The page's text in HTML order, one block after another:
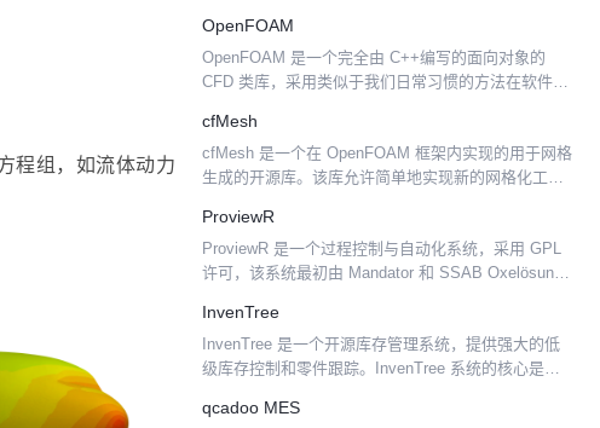
程组，如流体动力
将 PLC 程序...
OpenFOAM
OpenFOAM 是一个完全由 C++编写的面向对象的
CFD 类库，采用类似于我们日常习惯的方法在软件中
（比如 CD-adapco 公司推出的 CCM+...
cfMesh
cfMesh 是一个在 OpenFOAM 框架内实现的用于网格
生成的开源库。该库允许简单地实现新的网格化工作
的，它是可扩展的，并允许使用共享内存并行化（...
ProviewR
ProviewR 是一个过程控制与自动化系统，采用 GPL
许可，该系统最初由 Mandator 和 SSAB Oxelösund
现已成为在以 Linu...
InvenTree
InvenTree 是一个开源库存管理系统，提供强大的低
级库存控制和零件跟踪。InvenTree 系统的核心是一
面（基于 Web）和一个用...
qcadoo MES